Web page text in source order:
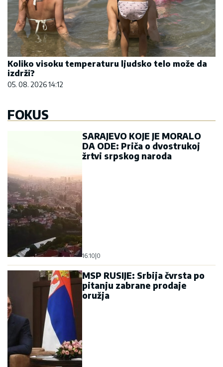
Koliko visoku temperaturu ljudsko telo može da
izdrži?
05. 08. 2026 14:12
FOKUS
SARAJEVO KOJE JE MORALO
DA ODE: Priča o dvostrukoj
žrtvi srpskog naroda
16:10|0
MSP RUSIJE: Srbija čvrsta po
pitanju zabrane prodaje
oružja